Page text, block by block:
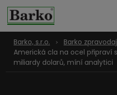
Barko, s.r.o.
Barko zpravodaj
Americká cla na ocel připraví
miliardy dolarů, míní analytici